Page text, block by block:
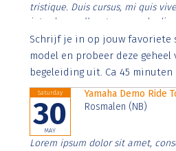
tristique. Duis cursus, mi quis
interdum nulla, ut commodo
Aenean faucibus nibh et justo
imperdiet. Nunc ut sem vitae
Schrijf je in op jouw favoriete
model en probeer deze
begeleiding uit. Ca 45
Saturday
30
MAY
Yamaha Demo Ride
Rosmalen (NB)
Lorem ipsum dolor sit amet,